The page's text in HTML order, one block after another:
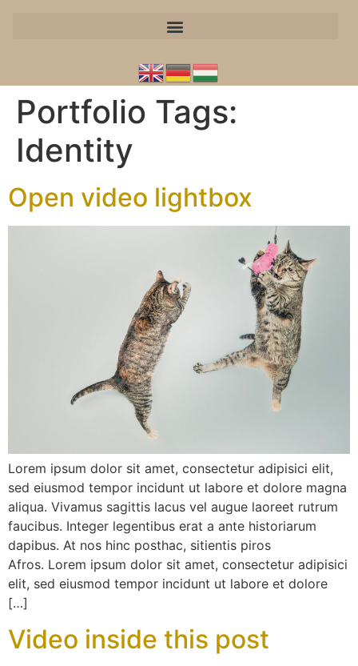
Portfolio Tags:
Identity
Open video lightbox
Lorem ipsum dolor sit amet, consectetur adipisici elit,
sed eiusmod tempor incidunt ut labore et dolore magna
aliqua. Vivamus sagittis lacus vel augue laoreet rutrum
faucibus. Integer legentibus erat a ante historiarum
dapibus. At nos hinc posthac, sitientis piros
Afros. Lorem ipsum dolor sit amet, consectetur adipisici
elit, sed eiusmod tempor incidunt ut labore et dolore
[…]
Video inside this post